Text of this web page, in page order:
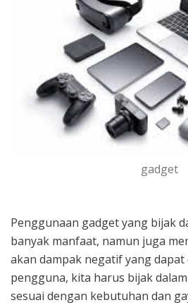
gadget
Penggunaan gadget yang bijak
banyak manfaat, namun juga
akan dampak negatif yang
pengguna, kita harus bijak
sesuai dengan kebutuhan dan